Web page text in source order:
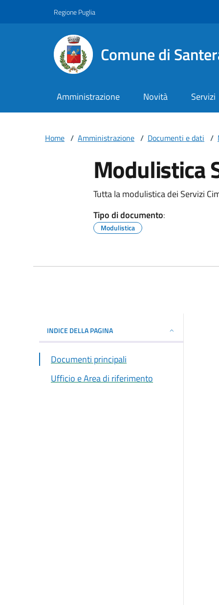
Regione Puglia
Comune di
Amministrazione Novità Servizi
Home / Amministrazione / Documenti e dati /
Modulistica
Tutta la modulistica dei Servizi
Tipo di documento:
Modulistica
INDICE DELLA PAGINA
Documenti principali
Ufficio e Area di riferimento